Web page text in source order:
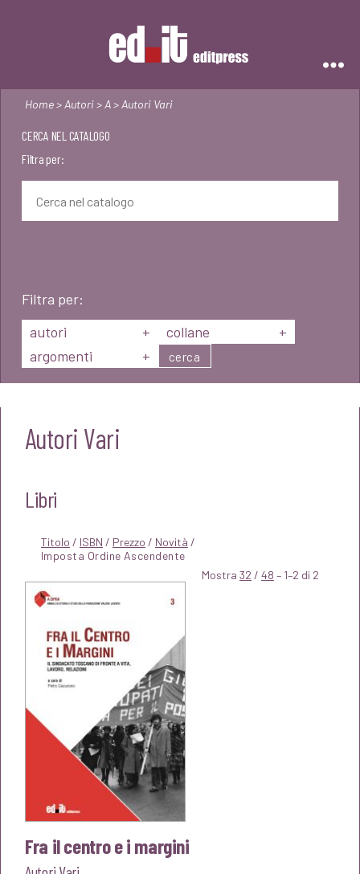
Home> Autori> A> Autori Vari
CERCA NEL CATALOGO
Filtra per:
Filtra per:
autori
+ collane
+
argomenti
+ cerca
Autori Vari
Libri
Titolo / ISBN / Prezzo / Novità /
Mostra 32 / 48 – 1–2 di 2
Fra il centro e i margini